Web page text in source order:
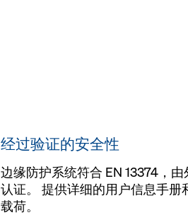
经过验证的安全性
边缘防护系统符合 EN 13374，
认证。 提供详细的用户信息手册
载荷。